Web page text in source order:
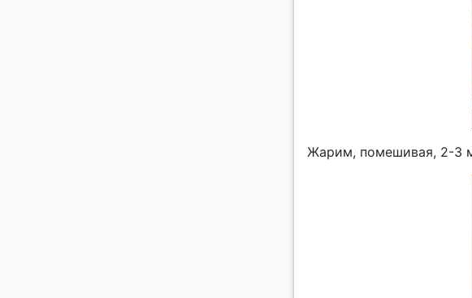
Жарим, помешивая, 2-3